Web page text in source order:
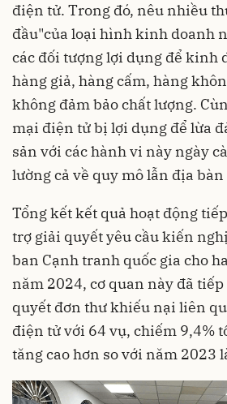
điện tử. Trong đó, nêu nhiều
đầu"của loại hình kinh doanh
các đối tượng lợi dụng để kinh
hàng giả, hàng cấm, hàng
không đảm bảo chất lượng.
mại điện tử bị lợi dụng để lừa
sản với các hành vi này ngày
lường cả về quy mô lẫn địa
Tổng kết kết quả hoạt động
trợ giải quyết yêu cầu kiến
ban Cạnh tranh quốc gia cho
năm 2024, cơ quan này đã
quyết đơn thư khiếu nại liên
điện tử với 64 vụ, chiếm 9,4%
tăng cao hơn so với năm 2023